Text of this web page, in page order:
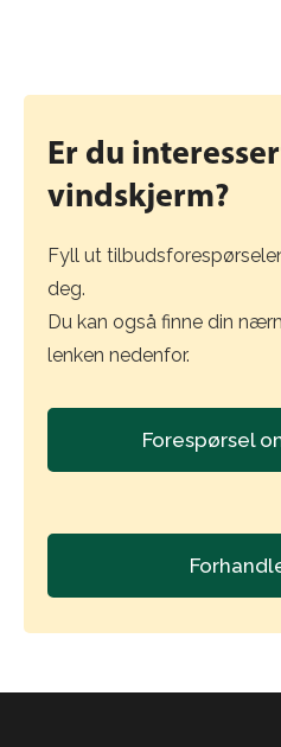
Er du
vindskjerm?
Fyll ut
deg.
Du kan også finne din
lenken nedenfor.
Forespørsel